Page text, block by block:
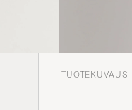
TUOTEKUVAUS